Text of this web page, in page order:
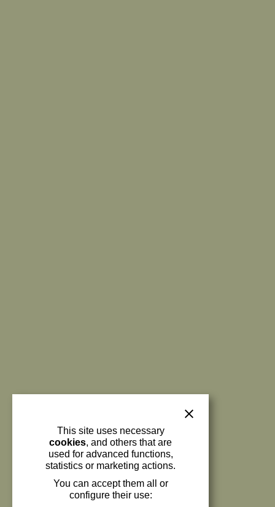
This site uses necessary
cookies, and others that are
used for advanced functions,
statistics or marketing actions.
You can accept them all or
configure their use: